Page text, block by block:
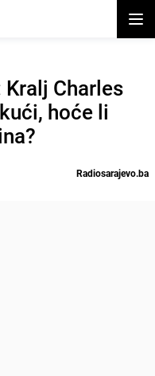
Charles
hoće li
Radiosarajevo.ba